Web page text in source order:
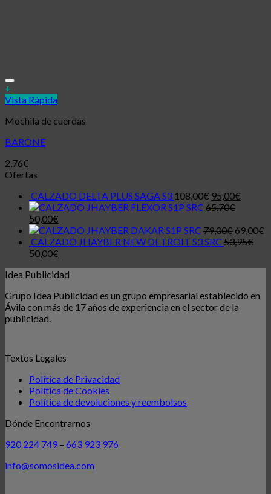
+
Vista Rápida
Mochila de cuerdas
BARONE
2,76€
Ofertas
CALZADO DELTA PLUS SAGA S3108,00€ 95,00€
JHAYBER FLEXOR S1P SRC 65,70€
50,00€
JHAYBER DAKAR S1P SRC 79,00€ 69,00€
CALZADO JHAYBER NEW DETROIT S3 SRC 53,95€
50,00€
Idea Publicidad
Grupo Idea Publicidad es un grupo empresarial establecido en
Ávila con más de 17 años de experiencia en el sector de la
publicidad.
Textos Legales
Política de Privacidad
Política de Cookies
Política de devoluciones y reembolsos
Dónde Encontrarnos
920 224 749 – 663 923 976
info@somosidea.com